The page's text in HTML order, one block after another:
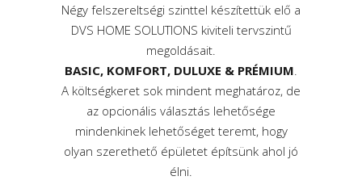
Négy felszereltségi szinttel készítettük elő a
DVS HOME SOLUTIONS kiviteli tervszintű
megoldásait.
BASIC, KOMFORT, DULUXE & PRÉMIUM.
A költségkeret sok mindent meghatároz, de
az opcionális választás lehetősége
mindenkinek lehetőséget teremt, hogy
olyan szerethető épületet építsünk ahol jó
élni.